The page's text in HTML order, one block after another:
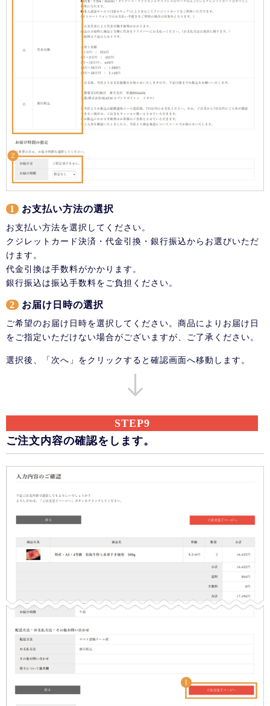
1 お支払い方法の選択
お支払い方法を選択してください。
クジレットカード決済・代金引換・銀行振込からお選びいただ
けます。
代金引換は手数料がかかります。
銀行振込は振込手数料をご負担ください。
2 お届け日時の選択
ご希望のお届け日時を選択してください。商品によりお届け日
をご指定いただけない場合がございますが、ご了承ください。
選択後、「次へ」をクリックすると確認画面へ移動します。
STEP9
ご注文内容の確認をします。